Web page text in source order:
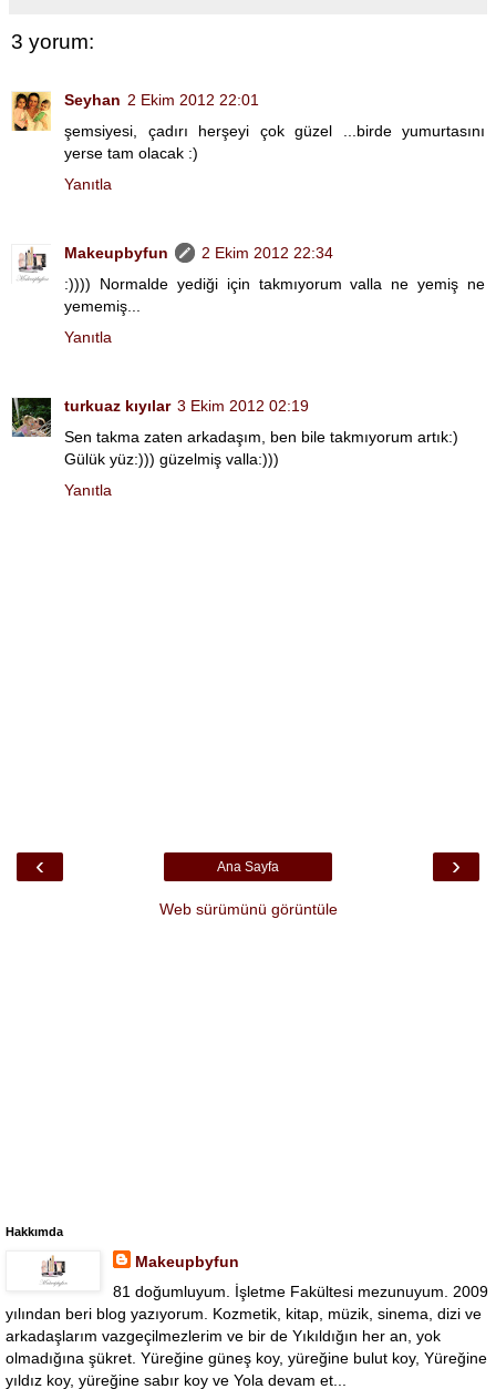
3 yorum:
Seyhan 2 Ekim 2012 22:01
şemsiyesi, çadırı herşeyi çok güzel ...birde yumurtasını
yerse tam olacak :)
Yanıtla
Makeupbyfun
2 Ekim 2012 22:34
:)))) Normalde yediği için takmıyorum valla ne yemiş ne
yememiş...
Yanıtla
turkuaz kıyılar 3 Ekim 2012 02:19
Sen takma zaten arkadaşım, ben bile takmıyorum artık:)
Gülük yüz:))) güzelmiş valla:)))
Yanıtla
‹ ›
Ana Sayfa
Web sürümünü görüntüle
Hakkımda
Makeupbyfun
81 doğumluyum. İşletme Fakültesi mezunuyum. 2009
yılından beri blog yazıyorum. Kozmetik, kitap, müzik, sinema, dizi ve
arkadaşlarım vazgeçilmezlerim ve bir de Yıkıldığın her an, yok
olmadığına şükret. Yüreğine güneş koy, yüreğine bulut koy, Yüreğine
yıldız koy, yüreğine sabır koy ve Yola devam et...